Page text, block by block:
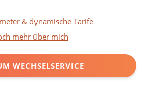
& dynamische Tarife
mehr über mich
WECHSELSERVICE